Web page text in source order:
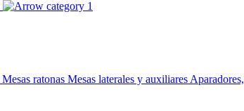
Mesas ratonas Mesas laterales y auxiliares